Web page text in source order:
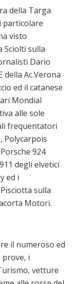
della Targa
particolare
visto
Sciolti sulla
Dario
della Ac.Verona
ed il catanese
Mondial
alle sole
frequentatori
Polycarpois
924
degli elvetici
ed i
sulla
Motori.
il numeroso ed
i
vetture